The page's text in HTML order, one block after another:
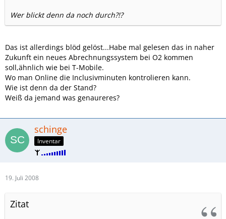
Wer blickt denn da noch durch?!?
Das ist allerdings blöd gelöst...Habe mal gelesen das in naher
Zukunft ein neues Abrechnungssystem bei O2 kommen
soll,ähnlich wie bei T-Mobile.
Wo man Online die Inclusivminuten kontrolieren kann.
Wie ist denn da der Stand?
Weiß da jemand was genaureres?
schinge
Inventar
19. Juli 2008
Zitat